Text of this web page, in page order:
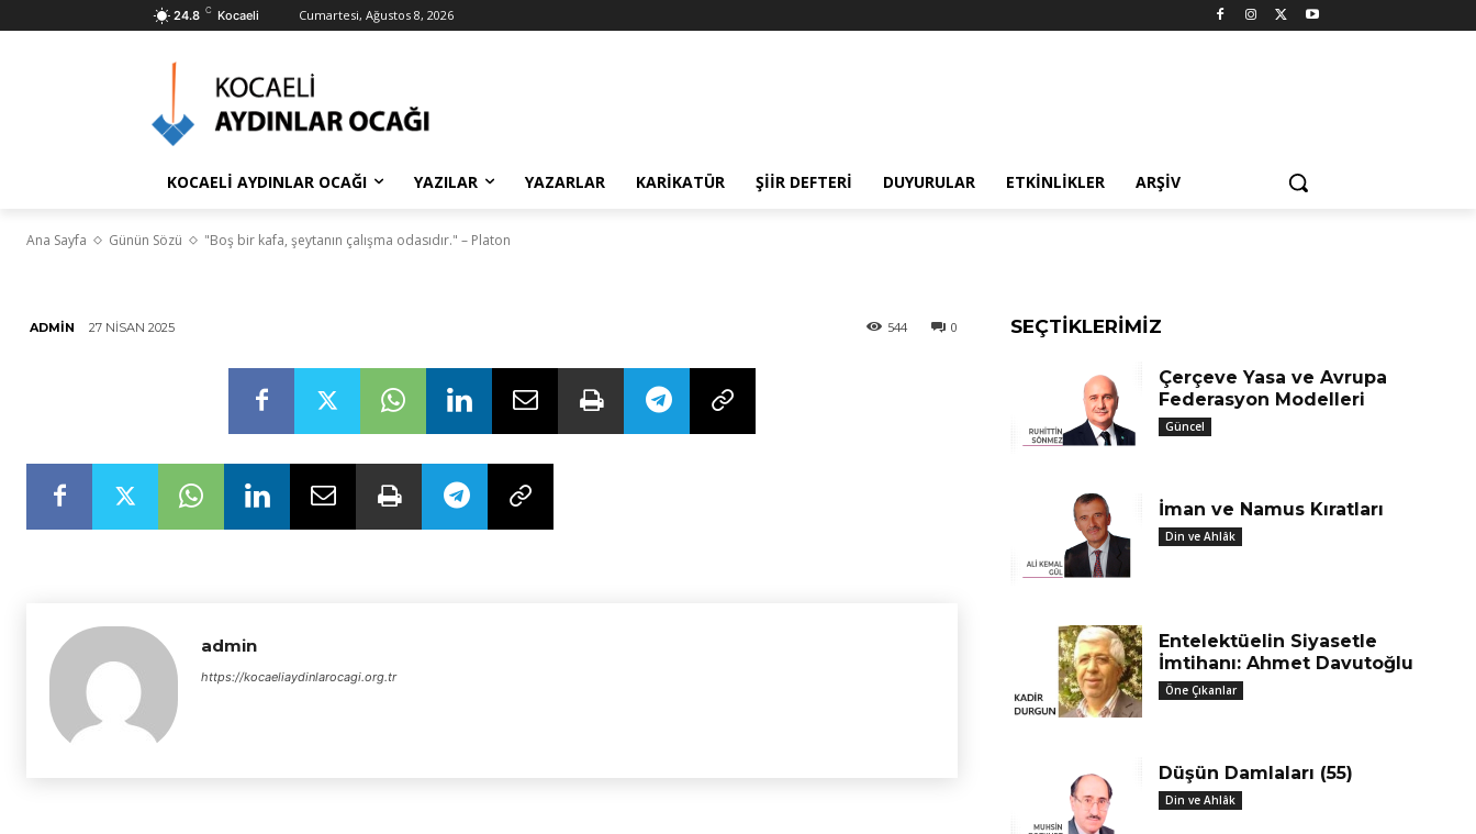
24.8 C Kocaeli Cumartesi, Ağustos 8, 2026
KOCAELİ AYDINLAR OCAĞI YAZILAR YAZARLAR KARIKATÜR ŞIIR DEFTERI DUYURULAR ETKINLIKLER ARŞIV
Ana Sayfa Günün Sözü "Boş bir kafa, şeytanın çalışma odasıdır." – Platon
“Boş bir kafa, şeytanın çalışma
odasıdır.” – Platon
ADMIN 27 NISAN 2025 0
544
admin
https://kocaeliaydinlarocagi.org.tr
SEÇTIKLERIMIZ
Çerçeve Yasa ve Avrupa
Federasyon Modelleri
Güncel
İman ve Namus Kıratları
Din ve Ahlâk
Entelektüelin Siyasetle
İmtihanı: Ahmet Davutoğlu
Öne Çıkanlar
Düşün Damlaları (55)
Din ve Ahlâk